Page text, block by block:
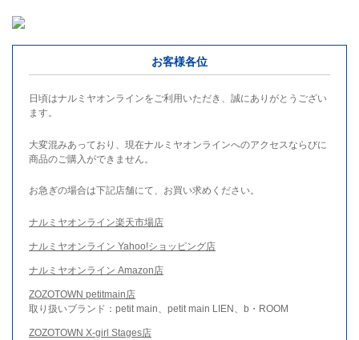
お客様各位
日頃はナルミヤオンラインをご利用いただき、誠にありがとうござい
ます。
大変混みあっており、現在ナルミヤオンラインへのアクセスならびに
商品のご購入ができません。
お急ぎの場合は下記店舗にて、お買い求めください。
ナルミヤオンライン楽天市場店
ナルミヤオンライン Yahoo!ショッピング店
ナルミヤオンライン Amazon店
ZOZOTOWN petitmain店
取り扱いブランド：petit main、petit main LIEN、b・ROOM
ZOZOTOWN X-girl Stages店